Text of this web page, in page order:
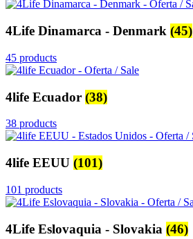
4Life Dinamarca - Denmark (45)
45 products
4life Ecuador (38)
38 products
4life EEUU (101)
101 products
4Life Eslovaquia - Slovakia (46)